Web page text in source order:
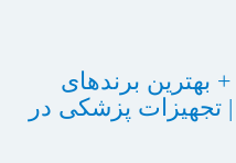
برندهای
تجهیزات پزشکی در